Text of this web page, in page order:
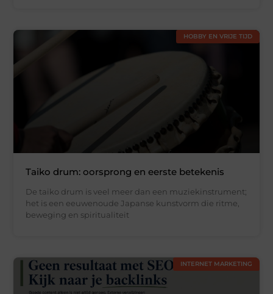
HOBBY EN VRIJE TIJD
Taiko drum: oorsprong en eerste betekenis
De taiko drum is veel meer dan een muziekinstrument;
het is een eeuwenoude Japanse kunstvorm die ritme,
beweging en spiritualiteit
INTERNET MARKETING